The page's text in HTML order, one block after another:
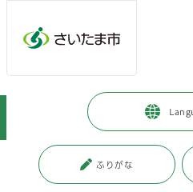
ふりがな
観光・スポーツ・文化
さいたまスポーツシューレ